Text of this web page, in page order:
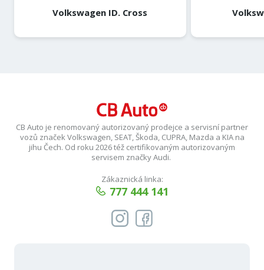
Volkswagen ID. Cross
CB Auto je renomovaný autorizovaný prodejce a servisní partner
vozů značek Volkswagen, SEAT, Škoda, CUPRA, Mazda a KIA na
jihu Čech. Od roku 2026 též certifikovaným autorizovaným
servisem značky Audi.
Zákaznická linka:
777 444 141